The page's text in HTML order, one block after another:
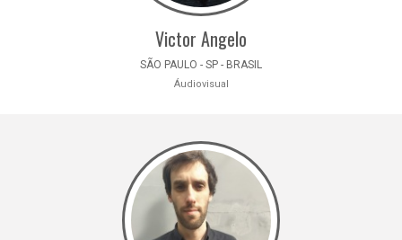
Victor Angelo
SÃO PAULO - SP - BRASIL
Áudiovisual